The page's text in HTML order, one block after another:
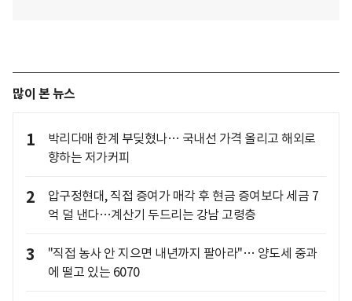
많이 본 뉴스
1
박리다매 한계 부딪혔나… 국내선 가격 올리고 해외로
향하는 저가커피
2
압구정현대, 직접 증여가 매각 후 현금 증여보다 세금 7
억 덜 낸다…계산기 두드리는 강남 고령층
3
"직접 농사 안 지으면 내년까지 팔아라"… 양도세 중과
에 떨고 있는 6070